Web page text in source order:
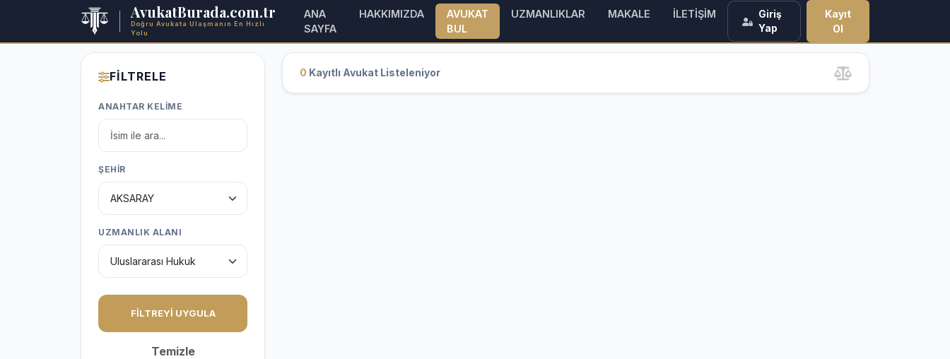
AvukatBurada.com.tr
Doğru Avukata Ulaşmanın En Hızlı
Yolu
ANA
SAYFA
HAKKIMIZDA
AVUKAT
BUL
UZMANLIKLAR MAKALE İLETİŞİM
Giriş
Yap
Kayıt
Ol
FİLTRELE
ANAHTAR KELİME
ŞEHİR
UZMANLIK ALANI
FİLTREYİ UYGULA
Temizle
0 Kayıtlı Avukat Listeleniyor